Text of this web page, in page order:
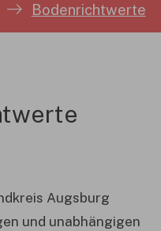
Bodenrichtwerte
Augsburg
und unabhängigen